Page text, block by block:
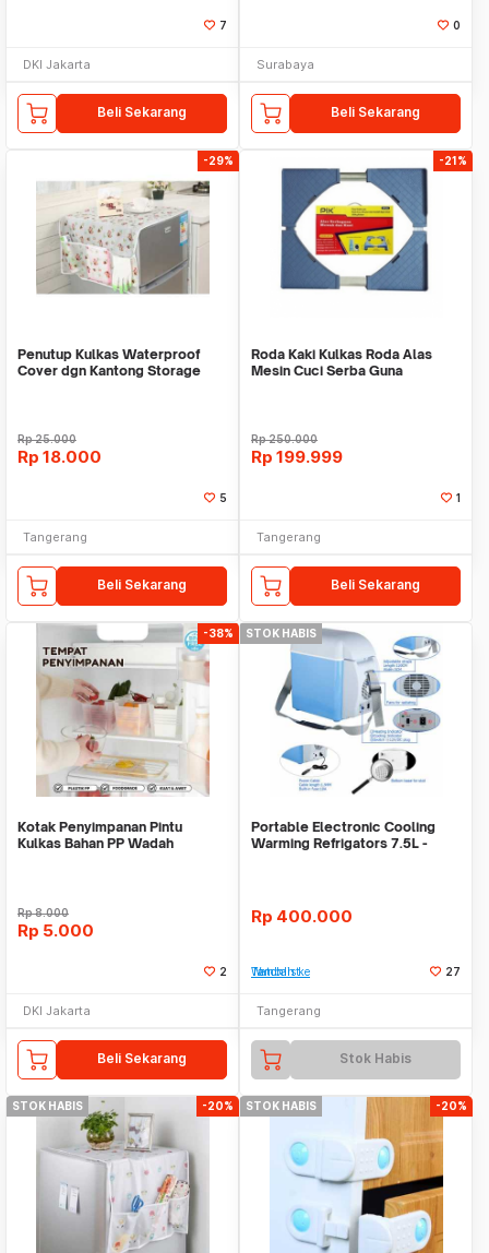
7
DKI Jakarta
Beli Sekarang
0
Surabaya
Beli Sekarang
-29%
Penutup Kulkas Waterproof
Cover dgn Kantong Storage
Rp25.000
Rp 18.000
5
Tangerang
Beli Sekarang
-21%
Roda Kaki Kulkas Roda Alas
Mesin Cuci Serba Guna
Rp250.000
Rp 199.999
1
Tangerang
Beli Sekarang
-38%
Kotak Penyimpanan Pintu
Kulkas Bahan PP Wadah
Rp8.000
Rp 5.000
2
DKI Jakarta
Beli Sekarang
STOK HABIS
Portable Electronic Cooling
Warming Refrigators 7.5L -
Rp 400.000
Tambah ke Watchlist 27
Tangerang
Stok Habis
STOK HABIS -20% STOK HABIS -20%